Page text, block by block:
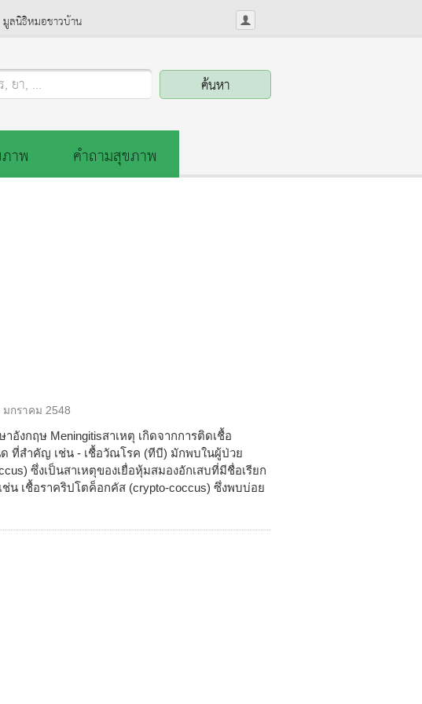
มูลนิธิหมอชาวบ้าน
ยา, ...
าพ
คำถามสุขภาพ
มกราคม 2548
อังกฤษ Meningitisสาเหตุ เกิดจากการติดเชื้อ
ที่สำคัญ เช่น - เชื้อวัณโรค (ทีบี) มักพบในผู้ป่วย
ซึ่งเป็นสาเหตุของเยื่อหุ้มสมองอักเสบที่มีชื่อเรียก
ช่น เชื้อราคริปโตค็อกคัส (crypto-coccus) ซึ่งพบบ่อย